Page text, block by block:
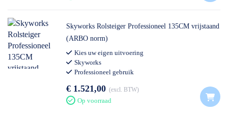
Skyworks Rolsteiger Professioneel 135CM vrijstaand
(ARBO norm)
Kies uw eigen uitvoering
Skyworks
Professioneel gebruik
€ 1.521,00 excl. BTW
Op voorraad